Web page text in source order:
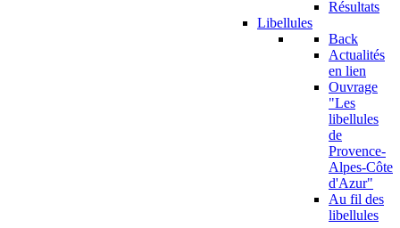
Résultats
Libellules
Back
Actualités
en lien
Ouvrage
"Les
libellules
de
Provence-
Alpes-Côte
d'Azur"
Au fil des
libellules